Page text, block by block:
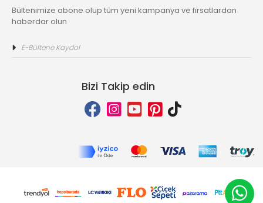
Bültenimize abone olup tüm yeni kampanya ve fırsatlardan
haberdar olun
Bizi Takip edin